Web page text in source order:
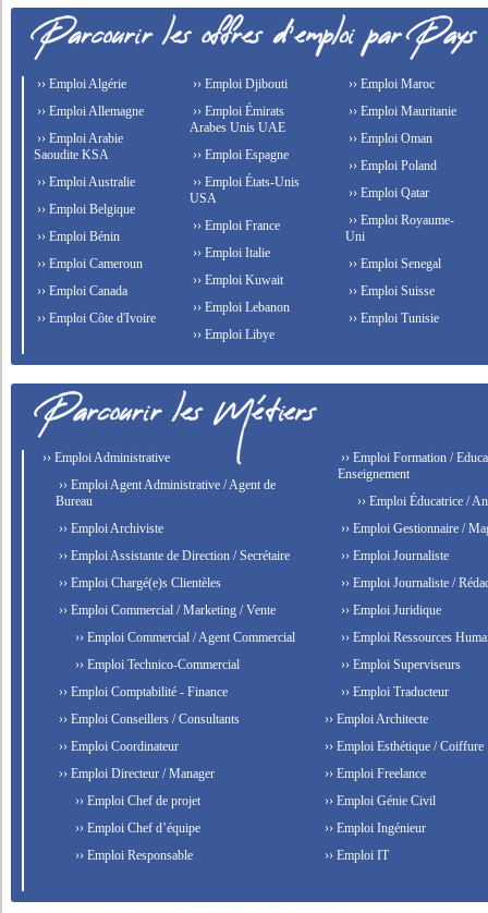
›› Emploi Algérie
›› Emploi Allemagne
›› Emploi Arabie
Saoudite KSA
›› Emploi Australie
›› Emploi Belgique
›› Emploi Bénin
›› Emploi Cameroun
›› Emploi Canada
›› Emploi Côte d'Ivoire
›› Emploi Djibouti
›› Emploi Émirats
Arabes Unis UAE
›› Emploi Espagne
›› Emploi États-Unis
USA
›› Emploi France
›› Emploi Italie
›› Emploi Kuwait
›› Emploi Lebanon
›› Emploi Libye
›› Emploi Maroc
›› Emploi Mauritanie
›› Emploi Oman
›› Emploi Poland
›› Emploi Qatar
›› Emploi Royaume-
Uni
›› Emploi Senegal
›› Emploi Suisse
›› Emploi Tunisie
›› Emploi Administrative
›› Emploi Agent Administrative / Agent de
Bureau
›› Emploi Archiviste
›› Emploi Assistante de Direction / Secrétaire
›› Emploi Chargé(e)s Clientèles
›› Emploi Commercial / Marketing / Vente
›› Emploi Commercial / Agent Commercial
›› Emploi Technico-Commercial
›› Emploi Comptabilité - Finance
›› Emploi Conseillers / Consultants
›› Emploi Coordinateur
›› Emploi Directeur / Manager
›› Emploi Chef de projet
›› Emploi Chef d’équipe
›› Emploi Responsable
›› Emploi Formation /
Enseignement
›› Emploi Éducatrice /
›› Emploi Gestionnaire /
›› Emploi Journaliste
›› Emploi Journaliste /
›› Emploi Juridique
›› Emploi Ressources
›› Emploi Superviseurs
›› Emploi Traducteur
›› Emploi Architecte
›› Emploi Esthétique / Coiffure
›› Emploi Freelance
›› Emploi Génie Civil
›› Emploi Ingénieur
›› Emploi IT